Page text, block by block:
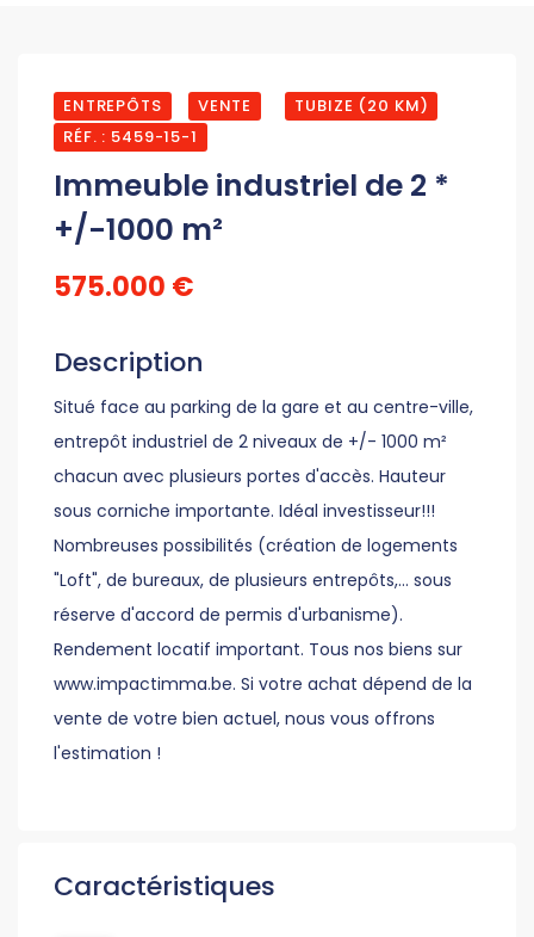
ENTREPÔTS VENTE
TUBIZE (20 KM)
RÉF. : 5459-15-1
Immeuble industriel de 2 *
+/-1000 m²
575.000 €
Description
Situé face au parking de la gare et au centre-ville,
entrepôt industriel de 2 niveaux de +/- 1000 m²
chacun avec plusieurs portes d'accès. Hauteur
sous corniche importante. Idéal investisseur!!!
Nombreuses possibilités (création de logements
"Loft", de bureaux, de plusieurs entrepôts,... sous
réserve d'accord de permis d'urbanisme).
Rendement locatif important. Tous nos biens sur
www.impactimma.be. Si votre achat dépend de la
vente de votre bien actuel, nous vous offrons
l'estimation !
Caractéristiques